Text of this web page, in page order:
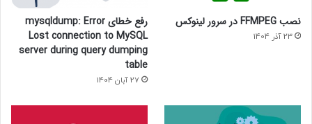
نصب FFMPEG در سرور لینوکس
23 آذر 1404
رفع خطای mysqldump: Error
Lost connection to MySQL
server during query dumping
table
27 آبان 1404